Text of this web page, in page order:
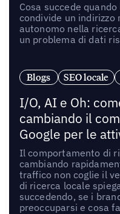
Cosa succede
condivide un indirizzo
autonomo nella
un problema di dati
Blogs SEO locale
I/O, AI e Oh:
cambiando il
Google per le
Il comportamento di
cambiando
traffico non coglie il
di ricerca locale
succedendo, se i
preoccuparsi e cosa